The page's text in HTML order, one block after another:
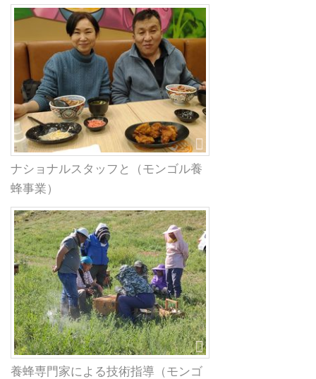
ナショナルスタッフと（モンゴル養
蜂事業）
養蜂専門家による技術指導（モンゴ